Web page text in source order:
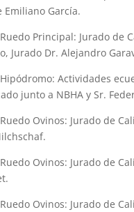
Emiliano García.
Principal: Jurado de
Jurado Dr. Alejandro
Actividades
junto a NBHA y Sr.
Ovinos: Jurado de
Ovinos: Jurado de
Ovinos: Jurado de